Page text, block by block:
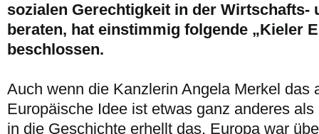
sozialen Gerechtigkeit in der Wirtschafts-
beraten, hat einstimmig folgende „Kieler
beschlossen.
Auch wenn die Kanzlerin Angela Merkel das
Europäische Idee ist etwas ganz anderes
in die Geschichte erhellt das. Europa war